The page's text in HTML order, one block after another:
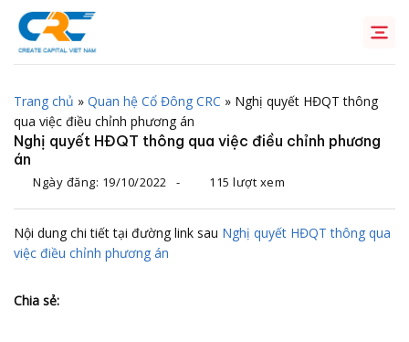
Chuyển
đến
dung
Trang chủ » Quan hệ Cổ Đông CRC » Nghị quyết HĐQT thông
qua việc điều chỉnh phương án
Nghị quyết HĐQT thông qua việc điều chỉnh phương
án
Ngày đăng: 19/10/2022 - 115 lượt xem
Nội dung chi tiết tại đường link sau Nghị quyết HĐQT thông qua
việc điều chỉnh phương án
Chia sẻ: